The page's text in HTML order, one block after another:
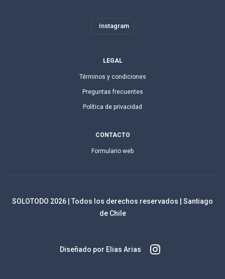
Instagram
LEGAL
Términos y condiciones
Preguntas frecuentes
Política de privacidad
CONTACTO
Formulario web
SOLOTODO 2026 | Todos los derechos reservados | Santiago
de Chile
Diseñado por Elias Arias